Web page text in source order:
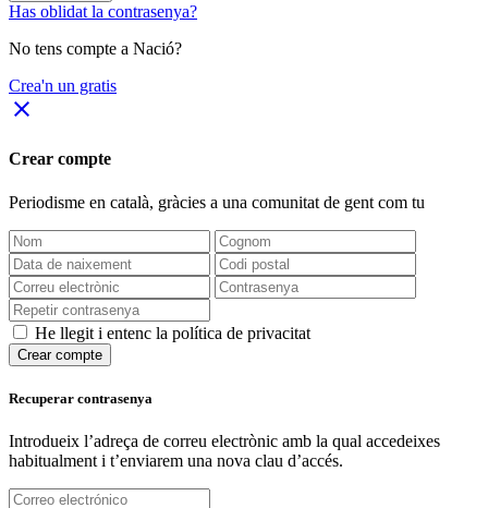
Has oblidat la contrasenya?
No tens compte a Nació?
Crea'n un gratis
close
Crear compte
Periodisme en català, gràcies a una comunitat de gent com tu
He llegit i entenc la política de privacitat
Crear compte
Recuperar contrasenya
Introdueix l’adreça de correu electrònic amb la qual accedeixes
habitualment i t’enviarem una nova clau d’accés.